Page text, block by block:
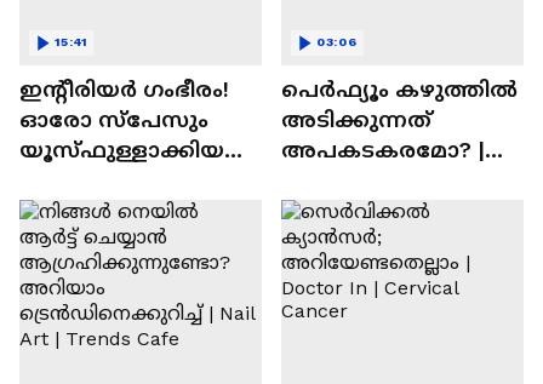
ഇന്റീരിയർ ഗംഭീരം!
ഓരോ സ്‌പേസും
യൂസ്ഫുള്ളാക്കിയ
15:41
പെർഫ്യൂം കഴുത്തിൽ
അടിക്കുന്നത്
അപകടകരമോ? |
03:06